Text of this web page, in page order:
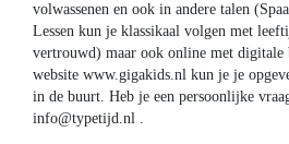
volwassenen en ook in andere talen
Lessen kun je klassikaal volgen met
vertrouwd) maar ook online met digitale
website www.gigakids.nl kun je je
in de buurt. Heb je een persoonlijke
info@typetijd.nl .